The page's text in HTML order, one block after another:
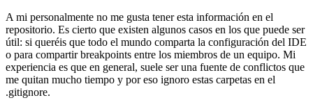
A mi personalmente no me gusta tener esta información en el
repositorio. Es cierto que existen algunos casos en los que puede ser
útil: si queréis que todo el mundo comparta la configuración del IDE
o para compartir breakpoints entre los miembros de un equipo. Mi
experiencia es que en general, suele ser una fuente de conflictos que
me quitan mucho tiempo y por eso ignoro estas carpetas en el
.gitignore.